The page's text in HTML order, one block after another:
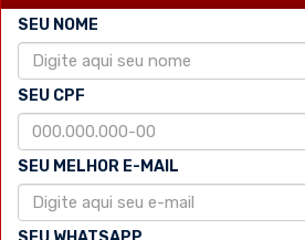
SEU NOME
SEU CPF
SEU MELHOR E-MAIL